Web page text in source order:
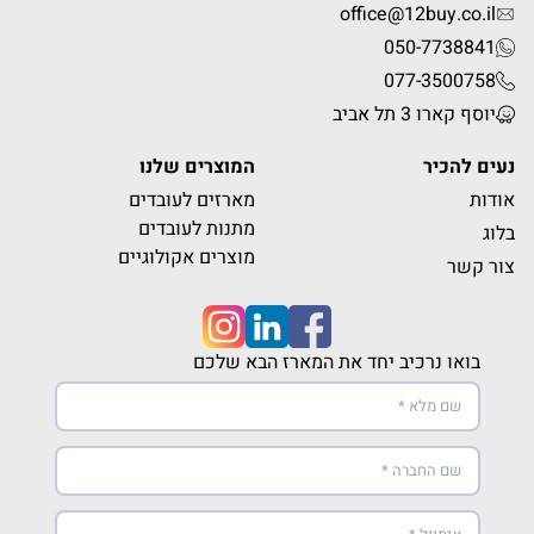
office@12buy.co.il
050-7738841
077-3500758
יוסף קארו 3 תל אביב
נעים להכיר
אודות
בלוג
צור קשר
המוצרים שלנו
מארזים לעובדים
מתנות לעובדים
מוצרים אקולוגיים
בואו נרכיב יחד את המארז הבא שלכם